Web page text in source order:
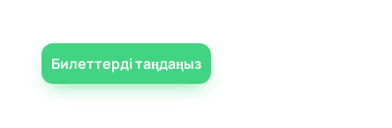
Билеттерді таңдаңыз